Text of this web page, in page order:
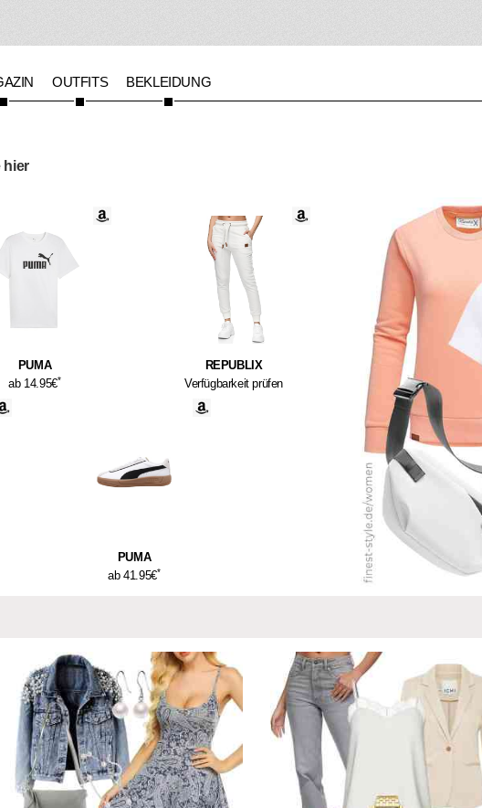
OUTFITS BEKLEIDUNG
hier
PUMA
ab 14.95€*
REPUBLIX
Verfügbarkeit prüfen
PUMA
ab 41.95€*